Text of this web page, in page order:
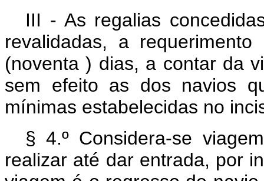
III - As regalias
revalidadas, a
(noventa ) dias, a contar da
sem efeito as dos navios
mínimas estabelecidas no
§ 4.º Considera-se
realizar até dar entrada, por